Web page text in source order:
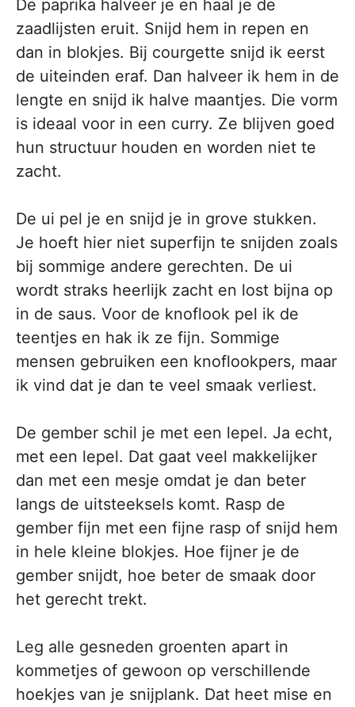
De paprika halveer je en haal je de
zaadlijsten eruit. Snijd hem in repen en
dan in blokjes. Bij courgette snijd ik eerst
de uiteinden eraf. Dan halveer ik hem in de
lengte en snijd ik halve maantjes. Die vorm
is ideaal voor in een curry. Ze blijven goed
hun structuur houden en worden niet te
zacht.
De ui pel je en snijd je in grove stukken.
Je hoeft hier niet superfijn te snijden zoals
bij sommige andere gerechten. De ui
wordt straks heerlijk zacht en lost bijna op
in de saus. Voor de knoflook pel ik de
teentjes en hak ik ze fijn. Sommige
mensen gebruiken een knoflookpers, maar
ik vind dat je dan te veel smaak verliest.
De gember schil je met een lepel. Ja echt,
met een lepel. Dat gaat veel makkelijker
dan met een mesje omdat je dan beter
langs de uitsteeksels komt. Rasp de
gember fijn met een fijne rasp of snijd hem
in hele kleine blokjes. Hoe fijner je de
gember snijdt, hoe beter de smaak door
het gerecht trekt.
Leg alle gesneden groenten apart in
kommetjes of gewoon op verschillende
hoekjes van je snijplank. Dat heet mise en